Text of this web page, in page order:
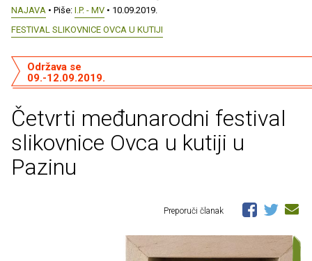
NAJAVA • Piše: I.P. - MV • 10.09.2019.
FESTIVAL SLIKOVNICE OVCA U KUTIJI
Četvrti međunarodni festival
slikovnice Ovca u kutiji u
Pazinu
Održava se
09.-12.09.2019.
Preporuči članak